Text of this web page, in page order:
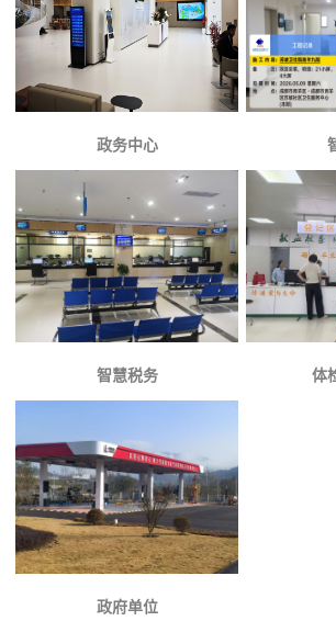
政务中心
智慧税务 体
政府单位